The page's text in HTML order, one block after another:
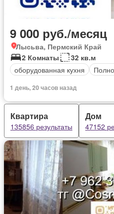
9 000 руб./месяц
Лысьва, Пермский Край
2 Комнаты
32 кв.м
оборудованная кухня
1 день, 20 часов назад
Квартира
135856 результаты
Дом
47152